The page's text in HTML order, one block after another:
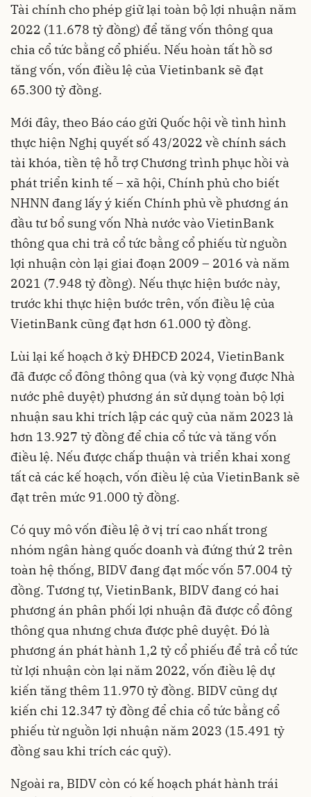
Tài chính cho phép giữ lại toàn bộ lợi nhuận năm
2022 (11.678 tỷ đồng) để tăng vốn thông qua
chia cổ tức bằng cổ phiếu. Nếu hoàn tất hồ sơ
tăng vốn, vốn điều lệ của Vietinbank sẽ đạt
65.300 tỷ đồng.
Mới đây, theo Báo cáo gửi Quốc hội về tình hình
thực hiện Nghị quyết số 43/2022 về chính sách
tài khóa, tiền tệ hỗ trợ Chương trình phục hồi và
phát triển kinh tế – xã hội, Chính phủ cho biết
NHNN đang lấy ý kiến Chính phủ về phương án
đầu tư bổ sung vốn Nhà nước vào VietinBank
thông qua chi trả cổ tức bằng cổ phiếu từ nguồn
lợi nhuận còn lại giai đoạn 2009 – 2016 và năm
2021 (7.948 tỷ đồng). Nếu thực hiện bước này,
trước khi thực hiện bước trên, vốn điều lệ của
VietinBank cũng đạt hơn 61.000 tỷ đồng.
Lùi lại kế hoạch ở kỳ ĐHĐCĐ 2024, VietinBank
đã được cổ đông thông qua (và kỳ vọng được Nhà
nước phê duyệt) phương án sử dụng toàn bộ lợi
nhuận sau khi trích lập các quỹ của năm 2023 là
hơn 13.927 tỷ đồng để chia cổ tức và tăng vốn
điều lệ. Nếu được chấp thuận và triển khai xong
tất cả các kế hoạch, vốn điều lệ của VietinBank sẽ
đạt trên mức 91.000 tỷ đồng.
Có quy mô vốn điều lệ ở vị trí cao nhất trong
nhóm ngân hàng quốc doanh và đứng thứ 2 trên
toàn hệ thống, BIDV đang đạt mốc vốn 57.004 tỷ
đồng. Tương tự, VietinBank, BIDV đang có hai
phương án phân phối lợi nhuận đã được cổ đông
thông qua nhưng chưa được phê duyệt. Đó là
phương án phát hành 1,2 tỷ cổ phiếu để trả cổ tức
từ lợi nhuận còn lại năm 2022, vốn điều lệ dự
kiến tăng thêm 11.970 tỷ đồng. BIDV cũng dự
kiến chi 12.347 tỷ đồng để chia cổ tức bằng cổ
phiếu từ nguồn lợi nhuận năm 2023 (15.491 tỷ
đồng sau khi trích các quỹ).
Ngoài ra, BIDV còn có kế hoạch phát hành trái